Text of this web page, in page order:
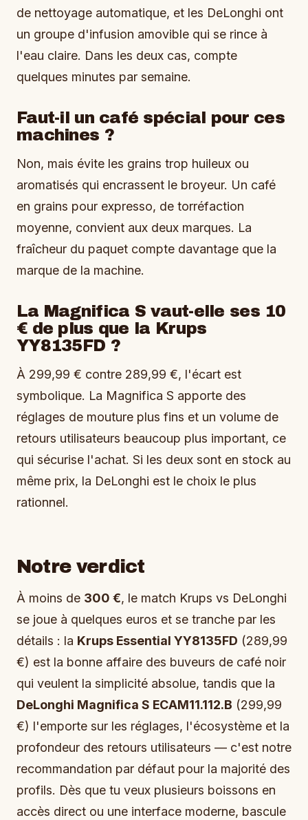
de nettoyage automatique, et les DeLonghi ont
un groupe d'infusion amovible qui se rince à
l'eau claire. Dans les deux cas, compte
quelques minutes par semaine.
Faut-il un café spécial pour ces
machines ?
Non, mais évite les grains trop huileux ou
aromatisés qui encrassent le broyeur. Un café
en grains pour expresso, de torréfaction
moyenne, convient aux deux marques. La
fraîcheur du paquet compte davantage que la
marque de la machine.
La Magnifica S vaut-elle ses 10
€ de plus que la Krups
YY8135FD ?
À 299,99 € contre 289,99 €, l'écart est
symbolique. La Magnifica S apporte des
réglages de mouture plus fins et un volume de
retours utilisateurs beaucoup plus important, ce
qui sécurise l'achat. Si les deux sont en stock au
même prix, la DeLonghi est le choix le plus
rationnel.
Notre verdict
À moins de 300 €, le match Krups vs DeLonghi
se joue à quelques euros et se tranche par les
détails : la Krups Essential YY8135FD (289,99
€) est la bonne affaire des buveurs de café noir
qui veulent la simplicité absolue, tandis que la
DeLonghi Magnifica S ECAM11.112.B (299,99
€) l'emporte sur les réglages, l'écosystème et la
profondeur des retours utilisateurs — c'est notre
recommandation par défaut pour la majorité des
profils. Dès que tu veux plusieurs boissons en
accès direct ou une interface moderne, bascule